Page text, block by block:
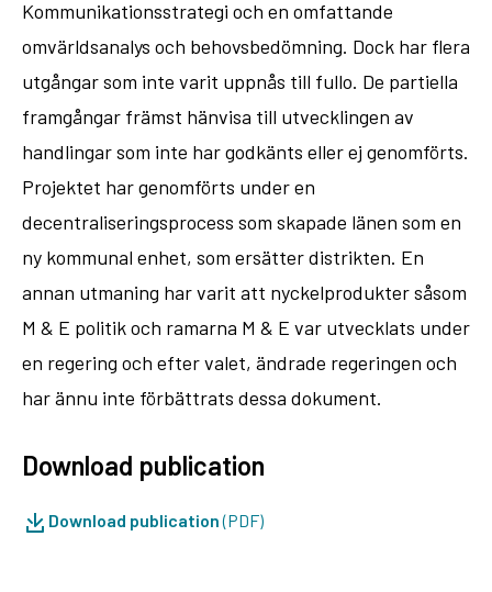
Kommunikationsstrategi och en omfattande
omvärldsanalys och behovsbedömning. Dock har flera
utgångar som inte varit uppnås till fullo. De partiella
framgångar främst hänvisa till utvecklingen av
handlingar som inte har godkänts eller ej genomförts.
Projektet har genomförts under en
decentraliseringsprocess som skapade länen som en
ny kommunal enhet, som ersätter distrikten. En
annan utmaning har varit att nyckelprodukter såsom
M & E politik och ramarna M & E var utvecklats under
en regering och efter valet, ändrade regeringen och
har ännu inte förbättrats dessa dokument.
Download publication
Download publication(PDF)